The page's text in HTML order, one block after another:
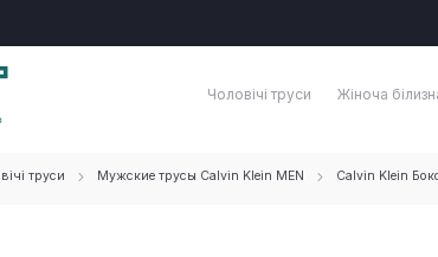
Чоловічі труси Жіноча
труси Мужские трусы Calvin Klein MEN Calvin Klein